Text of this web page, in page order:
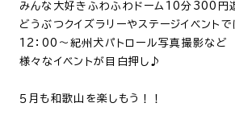
みんな大好きふわふわドーム10分300円
どうぶつクイズラリーやステージイベントで
12：00～紀州犬パトロール写真撮影など
様々なイベントが目白押し♪
５月も和歌山を楽しもう！！